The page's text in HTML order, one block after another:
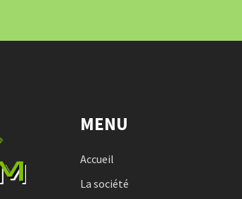
MENU
Accueil
La société